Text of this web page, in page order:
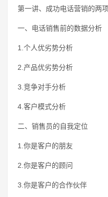
第一讲、成功电话营销的两
一、电话销售前的数据分析
1.个人优劣势分析
2.产品优劣势分析
3.竞争对手分析
4.客户模式分析
二、销售员的自我定位
1.你是客户的朋友
2.你是客户的顾问
3.你是客户的合作伙伴